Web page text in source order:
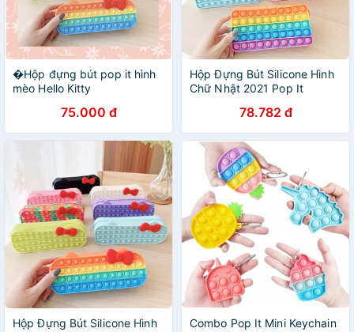
�Hộp đựng bút pop it hình
mèo Hello Kitty
75.000 đ
Hộp Đựng Bút Silicone Hình
Chữ Nhật 2021 Pop It
78.782 đ
Hộp Đựng Bút Silicone Hình
Combo Pop It Mini Keychain